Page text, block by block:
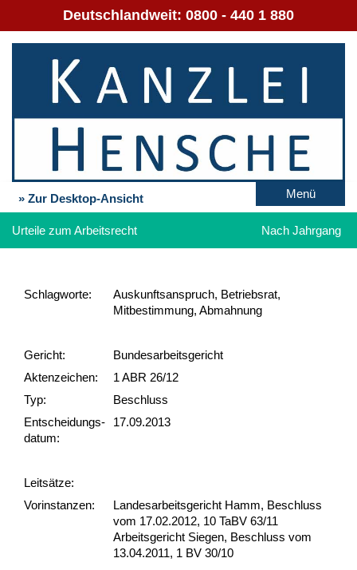
Deutschlandweit: 0800 - 440 1 880
» Zur Desktop-Ansicht Menü
Urteile zum Arbeitsrecht Nach Jahrgang
Schlag­worte:
Auskunftsanspruch, Betriebsrat,
Mitbestimmung, Abmahnung
Gericht:
Bundesarbeitsgericht
Akten­zeichen:
1 ABR 26/12
Typ:
Beschluss
Ent­scheid­ungs­
datum:
17.09.2013
Leit­sätze:
Vor­ins­tan­zen:
Landesarbeitsgericht Hamm, Beschluss
vom 17.02.2012, 10 TaBV 63/11
Arbeitsgericht Siegen, Beschluss vom
13.04.2011, 1 BV 30/10